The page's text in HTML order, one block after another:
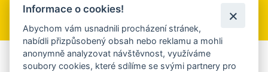
Přihlásit se k odběru
Aplikace Mobilní rozhlas
Informace o cookies!
Abychom vám usnadnili procházení stránek,
nabídli přizpůsobený obsah nebo reklamu a mohli
anonymně analyzovat návštěvnost, využíváme
soubory cookies, které sdílíme se svými partnery pro